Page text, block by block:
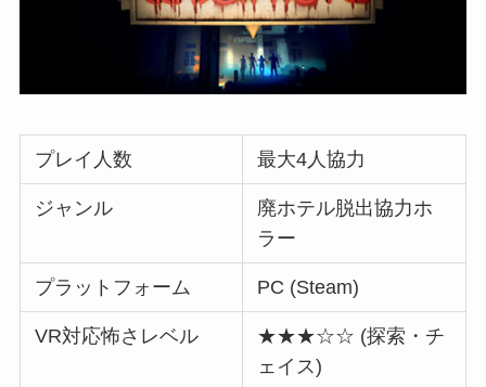
プレイ人数 最大4人協力
ジャンル
廃ホテル脱出協力ホ
ラー
プラットフォーム PC (Steam)
VR対応怖さレベル
★★★☆☆ (探索・チ
ェイス)